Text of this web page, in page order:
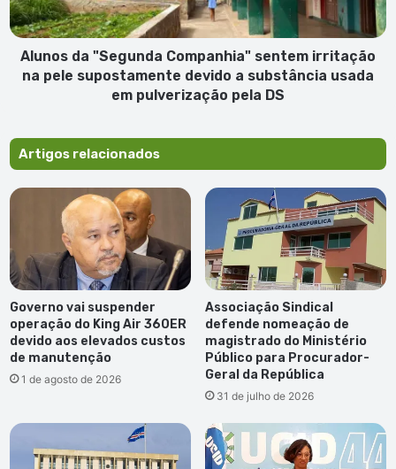
pele
supostamente
devido
pulverização
pela
DS
Alunos da "Segunda Companhia" sentem irritação
na pele supostamente devido a substância usada
em pulverização pela DS
Artigos relacionados
Governo vai suspender
operação do King Air 360ER
devido aos elevados custos
de manutenção
1 de agosto de 2026
Associação Sindical
defende nomeação de
magistrado do Ministério
Público para Procurador-
Geral da República
31 de julho de 2026